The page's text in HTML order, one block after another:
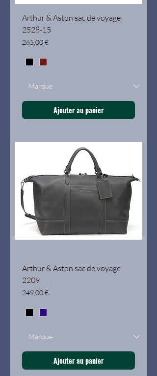
Arthur & Aston sac de voyage
2528-15
Prix
265,00 €
Ajouter au panier
Arthur & Aston sac de voyage
2209
Prix
249,00 €
Ajouter au panier